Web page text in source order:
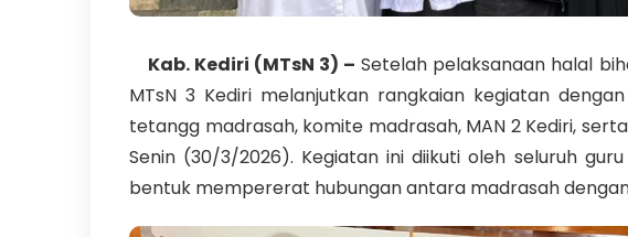
Kab. Kediri (MTsN 3) – Setelah pelaksanaan halal
MTsN 3 Kediri melanjutkan rangkaian kegiatan
tetangg madrasah, komite madrasah, MAN 2 Kediri,
Senin (30/3/2026). Kegiatan ini diikuti oleh seluruh
bentuk mempererat hubungan antara madrasah